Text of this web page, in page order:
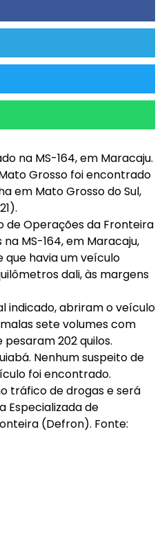
na MS-164, em Maracaju.
Grosso foi encontrado
em Mato Grosso do Sul,
de Operações da Fronteira
MS-164, em Maracaju,
que havia um veículo
dali, às margens
indicado, abriram o veículo
sete volumes com
202 quilos.
Nenhum suspeito de
foi encontrado.
tráfico de drogas e será
Especializada de
(Defron). Fonte: